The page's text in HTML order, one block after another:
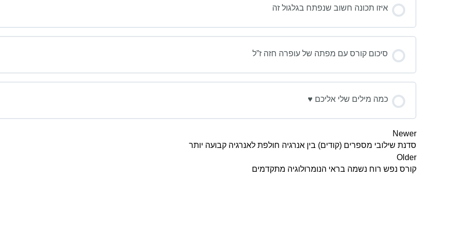
איזו תכונה חשוב שנפתח בגלגול זה
סיכום קורס עם מפתה של עופרה חזה ז”ל
כמה מילים שלי אליכם ♥
Newer
סדנת שילובי מספרים (קודים) בין אנרגיה חולפת לאנרגיה קבועה יותר
Older
קורס נפש רוח נשמה בראי הנומרולוגיה מתקדמים